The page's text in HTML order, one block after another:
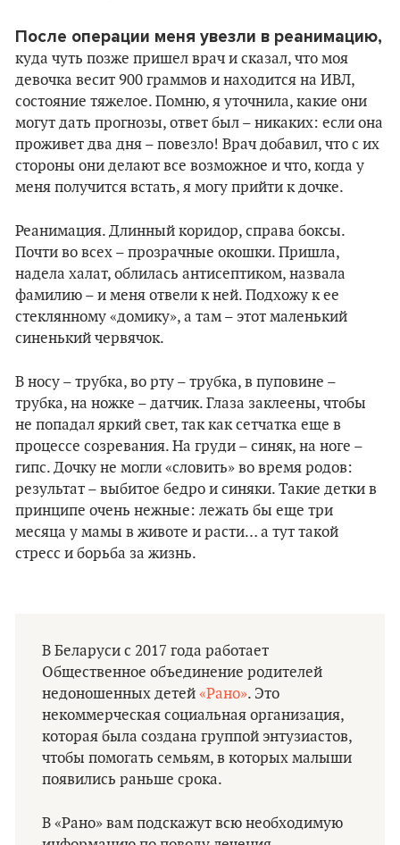
После операции меня увезли в реанимацию,
куда чуть позже пришел врач и сказал, что моя
девочка весит 900 граммов и находится на ИВЛ,
состояние тяжелое. Помню, я уточнила, какие они
могут дать прогнозы, ответ был – никаких: если она
проживет два дня – повезло! Врач добавил, что с их
стороны они делают все возможное и что, когда у
меня получится встать, я могу прийти к дочке.
Реанимация. Длинный коридор, справа боксы.
Почти во всех – прозрачные окошки. Пришла,
надела халат, облилась антисептиком, назвала
фамилию – и меня отвели к ней. Подхожу к ее
стеклянному «домику», а там – этот маленький
синенький червячок.
В носу – трубка, во рту – трубка, в пуповине –
трубка, на ножке – датчик. Глаза заклеены, чтобы
не попадал яркий свет, так как сетчатка еще в
процессе созревания. На груди – синяк, на ноге –
гипс. Дочку не могли «словить» во время родов:
результат – выбитое бедро и синяки. Такие детки в
принципе очень нежные: лежать бы еще три
месяца у мамы в животе и расти… а тут такой
стресс и борьба за жизнь.
В Беларуси с 2017 года работает
Общественное объединение родителей
недоношенных детей «Рано». Это
некоммерческая социальная организация,
которая была создана группой энтузиастов,
чтобы помогать семьям, в которых малыши
появились раньше срока.
В «Рано» вам подскажут всю необходимую